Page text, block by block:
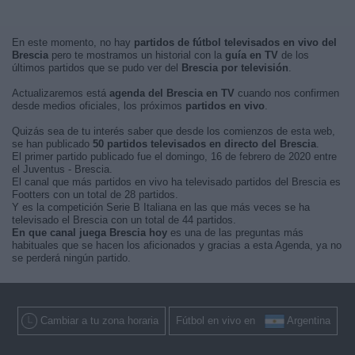
En este momento, no hay partidos de fútbol televisados en vivo del
Brescia pero te mostramos un historial con la guía en TV de los
últimos partidos que se pudo ver del
Brescia por televisión.
Actualizaremos está agenda del Brescia en TV cuando nos confirmen
desde medios oficiales, los próximos partidos en vivo.
Quizás sea de tu interés saber que desde los comienzos de esta web,
se han publicado 50 partidos televisados en directo del Brescia.
El primer partido publicado fue el domingo, 16 de febrero de 2020 entre
el Juventus - Brescia.
El canal que más partidos en vivo ha televisado partidos del Brescia es
Footters con un total de 28 partidos.
Y es la competición Serie B Italiana en las que más veces se ha
televisado el Brescia con un total de 44 partidos.
En que canal juega Brescia hoy es una de las preguntas más
habituales que se hacen los aficionados y gracias a esta Agenda, ya no
se perderá ningún partido.
Cambiar a tu zona horaria Fútbol en vivo en Argentina